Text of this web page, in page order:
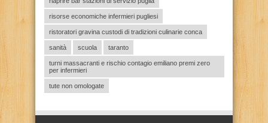
risorse economiche infermieri pugliesi
ristoratori gravina custodi di tradizioni culinarie conca
sanità scuola taranto
turni massacranti e rischio contagio emiliano premi zero
per infermieri
tute non omologate